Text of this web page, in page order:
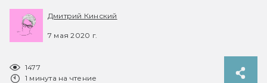
Дмитрий Кинский
7 мая 2020 г.
1477
1 минута на чтение